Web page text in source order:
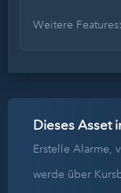
Weitere Features:
Dieses Asset
Erstelle Alarme,
werde über